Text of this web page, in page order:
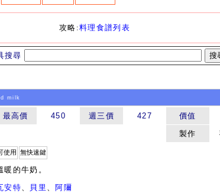
攻略:料理食譜列表
搜尋
milk
最高價 450 週三價 427 價值
製作
使用 無快速鍵
暖的牛奶。
安特、 貝里 、 阿隬